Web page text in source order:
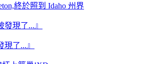
終於照到 Idaho 州界
現了...』